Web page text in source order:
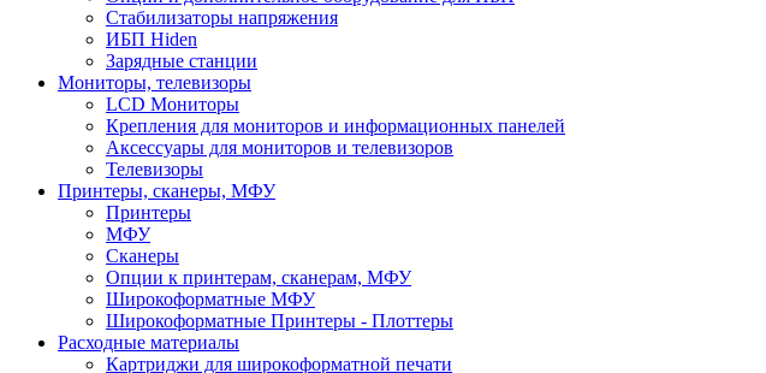
Стабилизаторы напряжения
ИБП Hiden
Зарядные станции
Мониторы, телевизоры
LCD Мониторы
Крепления для мониторов и информационных панелей
Аксессуары для мониторов и телевизоров
Телевизоры
Принтеры, сканеры, МФУ
Принтеры
МФУ
Сканеры
Опции к принтерам, сканерам, МФУ
Широкоформатные МФУ
Широкоформатные Принтеры - Плоттеры
Расходные материалы
Картриджи для широкоформатной печати